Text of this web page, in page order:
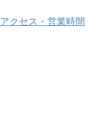
アクセス・営業時間